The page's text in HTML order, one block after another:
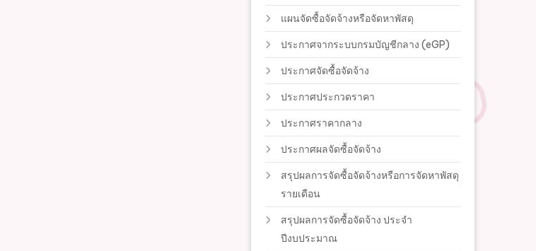
แผนจัดซื้อจัดจ้างหรือจัดหาพัสดุ
ประกาศจากระบบกรมบัญชีกลาง (eGP)
ประกาศจัดซื้อจัดจ้าง
ประกาศประกวดราคา
ประกาศราคากลาง
ประกาศผลจัดซื้อจัดจ้าง
สรุปผลการจัดซื้อจัดจ้างหรือการจัดหาพัสดุ
รายเดือน
สรุปผลการจัดซื้อจัดจ้าง ประจำ
ปีงบประมาณ